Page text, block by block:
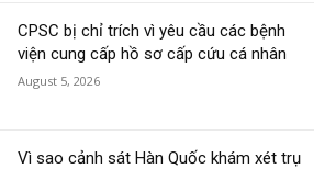
CPSC bị chỉ trích vì yêu cầu các bệnh
viện cung cấp hồ sơ cấp cứu cá nhân
August 5, 2026
Vì sao cảnh sát Hàn Quốc khám xét trụ